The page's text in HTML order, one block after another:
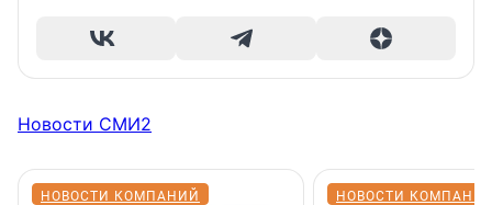
Новости СМИ2
НОВОСТИ КОМПАНИЙ НОВОСТИ